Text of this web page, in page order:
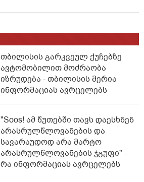
თბილისის გარკვეულ ქუჩებზე
ავტომობილით მოძრაობა
იზრუდება - თბილისის მერია
ინფორმაციას ავრცელებს
"Soos! ამ წუთებში თავს დაესხნენ
არასრულწლოვანების და
სავარაუდოდ არა მარტო
არასრულწლოვანების ჯგუფი" -
რა ინფორმაციას ავრცელებს